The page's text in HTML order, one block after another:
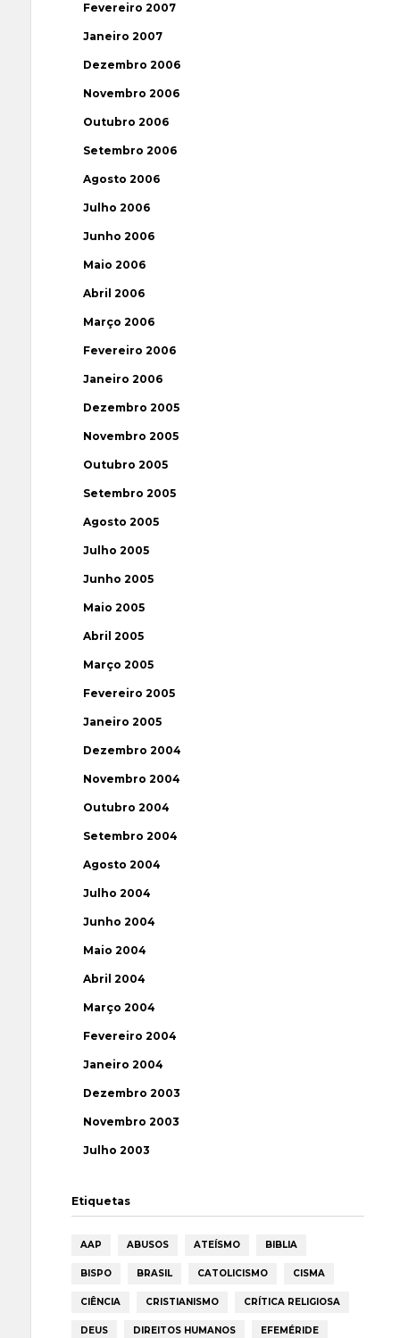
Fevereiro 2007
Janeiro 2007
Dezembro 2006
Novembro 2006
Outubro 2006
Setembro 2006
Agosto 2006
Julho 2006
Junho 2006
Maio 2006
Abril 2006
Março 2006
Fevereiro 2006
Janeiro 2006
Dezembro 2005
Novembro 2005
Outubro 2005
Setembro 2005
Agosto 2005
Julho 2005
Junho 2005
Maio 2005
Abril 2005
Março 2005
Fevereiro 2005
Janeiro 2005
Dezembro 2004
Novembro 2004
Outubro 2004
Setembro 2004
Agosto 2004
Julho 2004
Junho 2004
Maio 2004
Abril 2004
Março 2004
Fevereiro 2004
Janeiro 2004
Dezembro 2003
Novembro 2003
Julho 2003
Etiquetas
AAP ABUSOS ATEÍSMO BIBLIA
BISPO BRASIL CATOLICISMO CISMA
CIÊNCIA CRISTIANISMO CRÍTICA RELIGIOSA
DEUS DIREITOS HUMANOS EFEMÉRIDE